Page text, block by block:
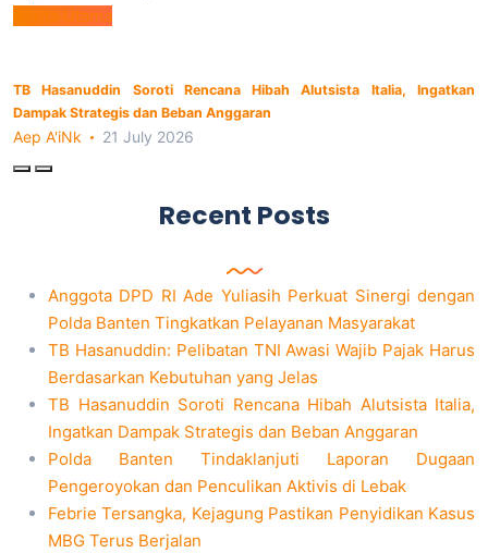
Berita Utama
TB Hasanuddin Soroti Rencana Hibah Alutsista Italia, Ingatkan
Dampak Strategis dan Beban Anggaran
Aep A'iNk 21 July 2026
Recent Posts
Anggota DPD RI Ade Yuliasih Perkuat Sinergi dengan
Polda Banten Tingkatkan Pelayanan Masyarakat
TB Hasanuddin: Pelibatan TNI Awasi Wajib Pajak Harus
Berdasarkan Kebutuhan yang Jelas
TB Hasanuddin Soroti Rencana Hibah Alutsista Italia,
Ingatkan Dampak Strategis dan Beban Anggaran
Polda Banten Tindaklanjuti Laporan Dugaan
Pengeroyokan dan Penculikan Aktivis di Lebak
Febrie Tersangka, Kejagung Pastikan Penyidikan Kasus
MBG Terus Berjalan